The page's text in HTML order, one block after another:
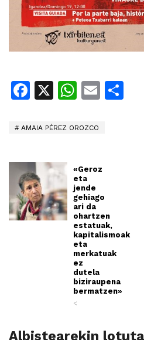
Facebook
X Email
AMAIA PÉREZ OROZCO
«Geroz
eta
jende
gehiago
ari da
ohartzen
estatuak,
kapitalismoak
eta
merkatuak
ez
dutela
biziraupena
bermatzen»
<
Albistearekin